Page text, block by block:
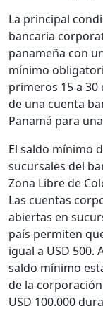
La principal
bancaria
panameña con
mínimo
primeros 15 a
de una cuenta
Panamá para
El saldo mínimo
sucursales del
Zona Libre de
Las cuentas
abiertas en
país permiten
igual a USD
saldo mínimo
de la
USD 100.000